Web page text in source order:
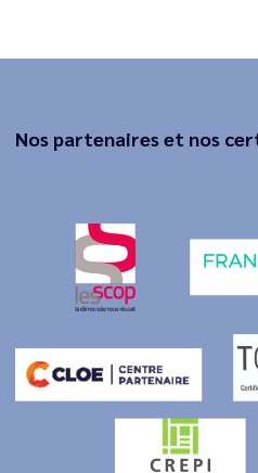
Nos partenaires et nos